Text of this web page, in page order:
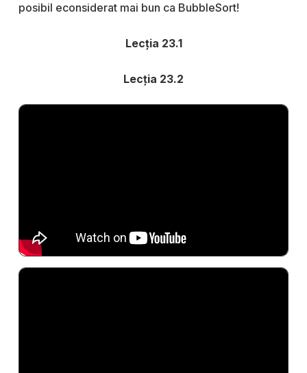
posibil econsiderat mai bun ca BubbleSort!
Lecția 23.1
Lecția 23.2